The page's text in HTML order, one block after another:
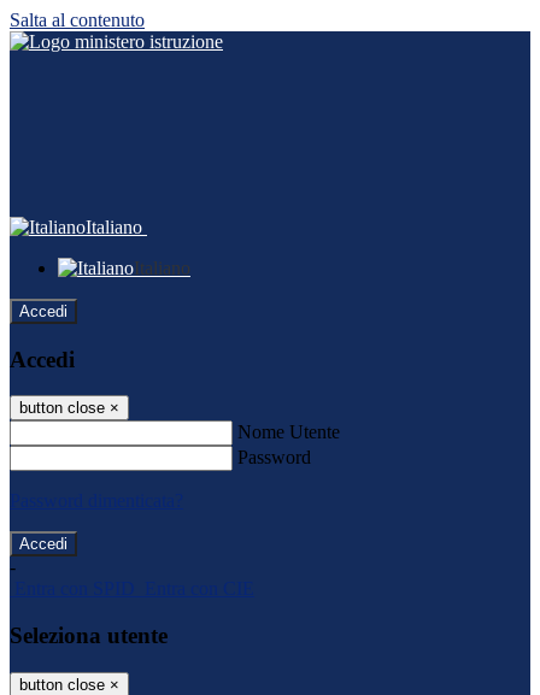
Salta al contenuto
Italiano
Italiano
Accedi
Accedi
button close ×
Nome Utente
Password
Password dimenticata?
-
Entra con SPID
Entra con CIE
Seleziona utente
button close ×